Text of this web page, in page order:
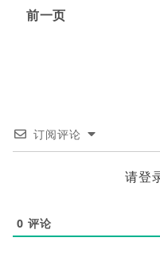
前一页
订阅评论
请登
0 评论